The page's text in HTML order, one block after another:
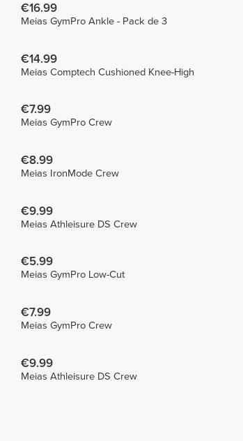
€16.99
Meias GymPro Ankle - Pack de 3
€14.99
Meias Comptech Cushioned Knee-High
€7.99
Meias GymPro Crew
€8.99
Meias IronMode Crew
€9.99
Meias Athleisure DS Crew
€5.99
Meias GymPro Low-Cut
€7.99
Meias GymPro Crew
€9.99
Meias Athleisure DS Crew